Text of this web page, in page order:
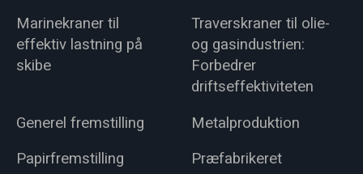
Marinekraner til
effektiv lastning på
skibe
Traverskraner til olie-
og gasindustrien:
Forbedrer
driftseffektiviteten
Generel fremstilling
Metalproduktion
Papirfremstilling
Præfabrikeret